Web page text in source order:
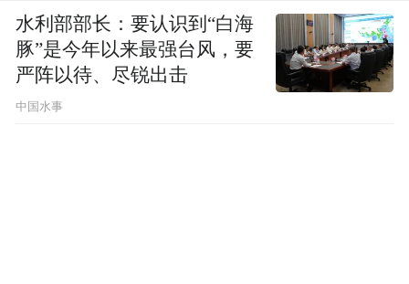
水利部部长：要认识到“白海
豚”是今年以来最强台风，要
严阵以待、尽锐出击
中国水事